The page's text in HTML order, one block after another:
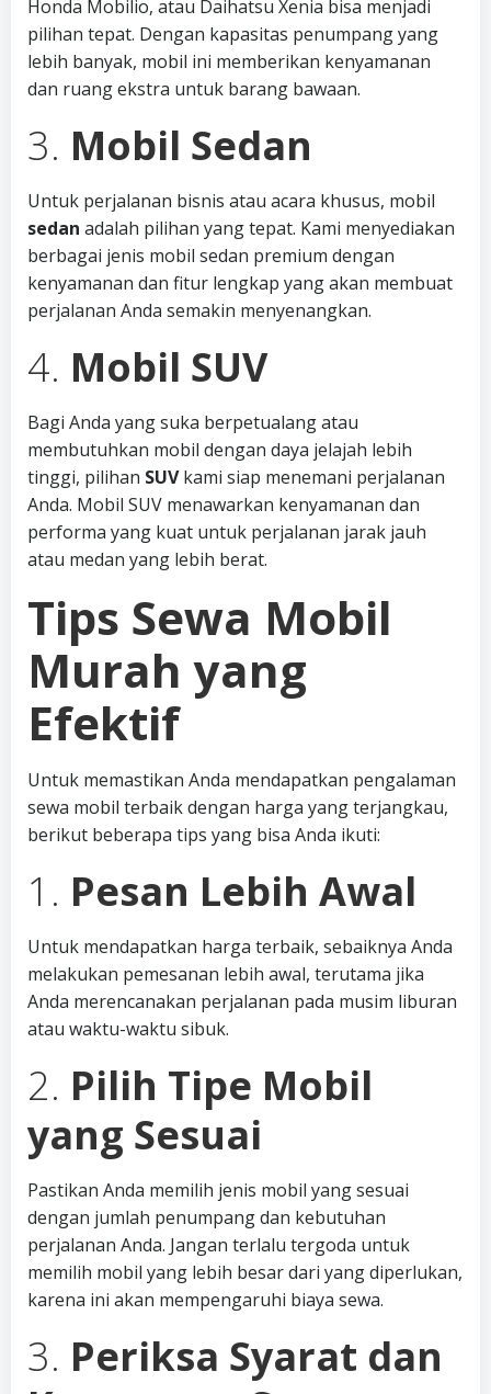
Honda Mobilio, atau Daihatsu Xenia bisa menjadi
pilihan tepat. Dengan kapasitas penumpang yang
lebih banyak, mobil ini memberikan kenyamanan
dan ruang ekstra untuk barang bawaan.
3. Mobil Sedan
Untuk perjalanan bisnis atau acara khusus, mobil
sedan adalah pilihan yang tepat. Kami menyediakan
berbagai jenis mobil sedan premium dengan
kenyamanan dan fitur lengkap yang akan membuat
perjalanan Anda semakin menyenangkan.
4. Mobil SUV
Bagi Anda yang suka berpetualang atau
membutuhkan mobil dengan daya jelajah lebih
tinggi, pilihan SUVkami siap menemani perjalanan
Anda. Mobil SUV menawarkan kenyamanan dan
performa yang kuat untuk perjalanan jarak jauh
atau medan yang lebih berat.
Tips Sewa Mobil
Murah yang
Efektif
Untuk memastikan Anda mendapatkan pengalaman
sewa mobil terbaik dengan harga yang terjangkau,
berikut beberapa tips yang bisa Anda ikuti:
1. Pesan Lebih Awal
Untuk mendapatkan harga terbaik, sebaiknya Anda
melakukan pemesanan lebih awal, terutama jika
Anda merencanakan perjalanan pada musim liburan
atau waktu-waktu sibuk.
2. Pilih Tipe Mobil
yang Sesuai
Pastikan Anda memilih jenis mobil yang sesuai
dengan jumlah penumpang dan kebutuhan
perjalanan Anda. Jangan terlalu tergoda untuk
memilih mobil yang lebih besar dari yang diperlukan,
karena ini akan mempengaruhi biaya sewa.
3. Periksa Syarat dan